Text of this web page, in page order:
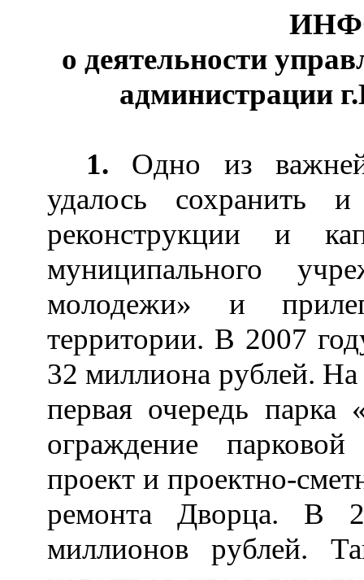
о деятельности
администрации
1. Одно из
удалось сохранить
реконструкции и
муниципального
молодежи» и
территории. В 2007
32 миллиона рублей. На
первая очередь парка
ограждение
проект и проектно-
ремонта Дворца. В
миллионов рублей.